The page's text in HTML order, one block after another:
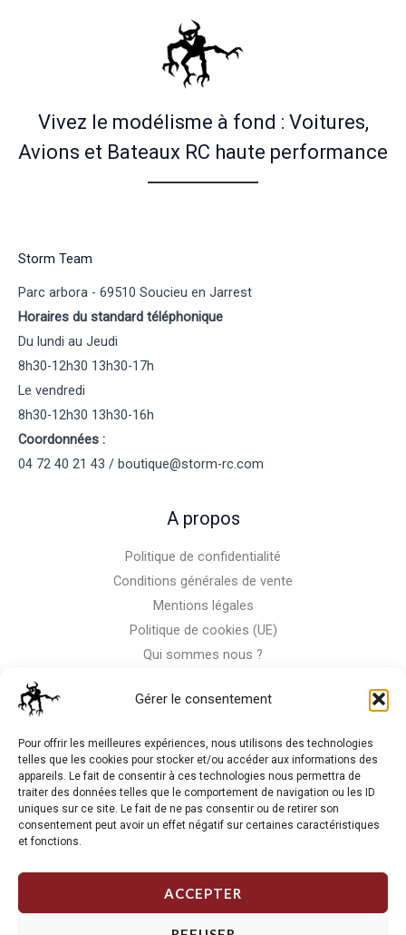
Gérer le consentement
Pour offrir les meilleures expériences, nous utilisons des technologies
telles que les cookies pour stocker et/ou accéder aux informations des
appareils. Le fait de consentir à ces technologies nous permettra de
traiter des données telles que le comportement de navigation ou les ID
uniques sur ce site. Le fait de ne pas consentir ou de retirer son
consentement peut avoir un effet négatif sur certaines caractéristiques
et fonctions.
ACCEPTER
Vivez le modélisme à fond : Voitures,
Avions et Bateaux RC haute performance
Storm Team
Parc arbora - 69510 Soucieu en Jarrest
Horaires du standard téléphonique
Du lundi au Jeudi
8h30-12h30 13h30-17h
Le vendredi
8h30-12h30 13h30-16h
Coordonnées :
04 72 40 21 43 / boutique@storm-rc.com
A propos
Politique de confidentialité
Conditions générales de vente
Mentions légales
Politique de cookies (UE)
Qui sommes nous ?
La RC n'est pas notre seule passion, venez visiter notre shop
de motos